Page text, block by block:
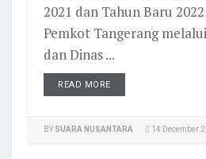
2021 dan Tahun Baru
Pemkot Tangerang
dan Dinas ...
READ MORE
BY SUARA NUSANTARA 14 December